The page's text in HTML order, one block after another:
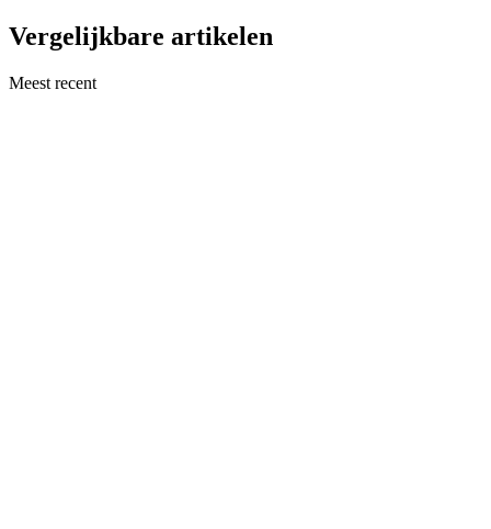
Vergelijkbare artikelen
Meest recent